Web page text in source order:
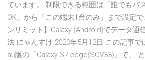
ています。 制限できる範囲は「誰でもパ
OK」から「この端末1台のみ」まで設定
ンリミット】Galaxy (Android)でデータ通
法 にゃんすけ 2020年5月12日 この記事で
au版の「Galaxy S7 edge(SCV33)」で、